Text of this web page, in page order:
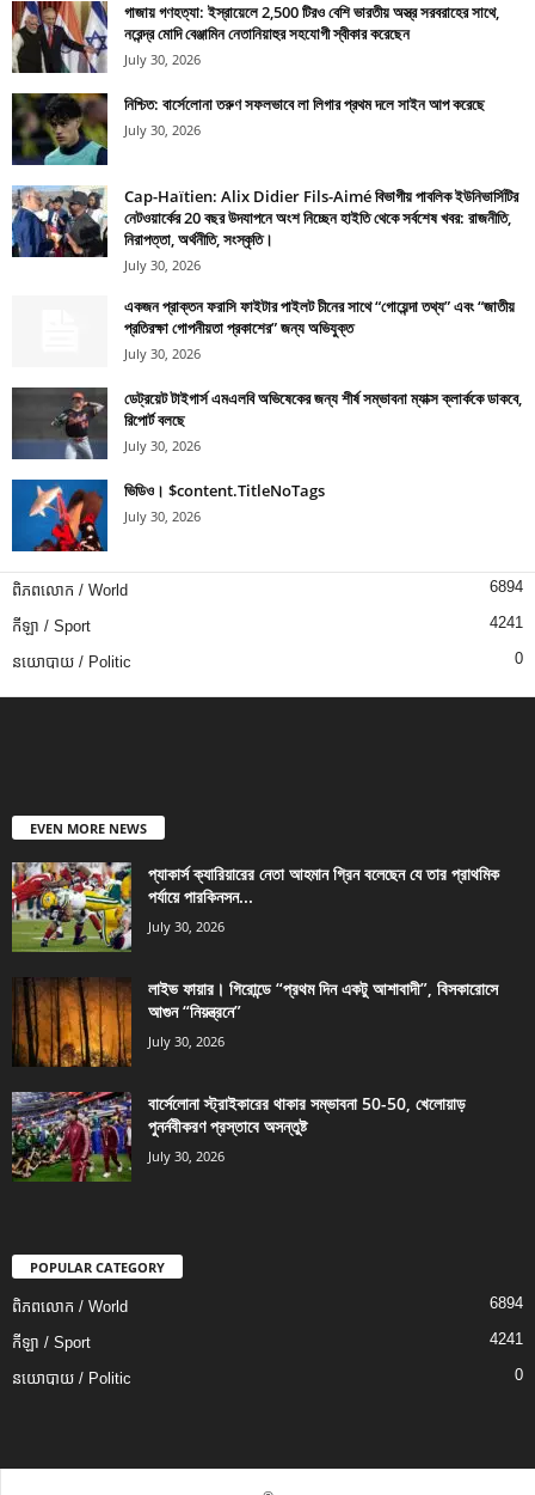
গাজায় গণহত্যা: ইস্রায়েলে 2,500 টিরও বেশি ভারতীয় অস্ত্র সরবরাহের সাথে,
নরেন্দ্র মোদি বেঞ্জামিন নেতানিয়াহুর সহযোগী স্বীকার করেছেন
July 30, 2026
নিশ্চিত: বার্সেলোনা তরুণ সফলভাবে লা লিগার প্রথম দলে সাইন আপ করেছে
July 30, 2026
Cap-Haïtien: Alix Didier Fils-Aimé বিভাগীয় পাবলিক ইউনিভার্সিটির
নেটওয়ার্কের 20 বছর উদযাপনে অংশ নিচ্ছেন হাইতি থেকে সর্বশেষ খবর: রাজনীতি,
নিরাপত্তা, অর্থনীতি, সংস্কৃতি।
July 30, 2026
একজন প্রাক্তন ফরাসি ফাইটার পাইলট চীনের সাথে “গোয়েন্দা তথ্য” এবং “জাতীয়
প্রতিরক্ষা গোপনীয়তা প্রকাশের” জন্য অভিযুক্ত
July 30, 2026
ডেট্রয়েট টাইগার্স এমএলবি অভিষেকের জন্য শীর্ষ সম্ভাবনা ম্যাক্স ক্লার্ককে ডাকবে,
রিপোর্ট বলছে
July 30, 2026
ভিডিও। $content.TitleNoTags
July 30, 2026
ពិភពលោក / World 6894
កីឡា / Sport 4241
នយោបាយ / Politic 0
EVEN MORE NEWS
প্যাকার্স ক্যারিয়ারের নেতা আহমান গ্রিন বলেছেন যে তার প্রাথমিক
পর্যায়ে পারকিনসন...
July 30, 2026
লাইভ ফায়ার। গিরোন্ডে “প্রথম দিন একটু আশাবাদী”, বিসকারোসে
আগুন “নিয়ন্ত্রনে”
July 30, 2026
বার্সেলোনা স্ট্রাইকারের থাকার সম্ভাবনা 50-50, খেলোয়াড়
পুনর্নবীকরণ প্রস্তাবে অসন্তুষ্ট
July 30, 2026
POPULAR CATEGORY
ពិភពលោក / World 6894
កីឡា / Sport 4241
នយោបាយ / Politic 0